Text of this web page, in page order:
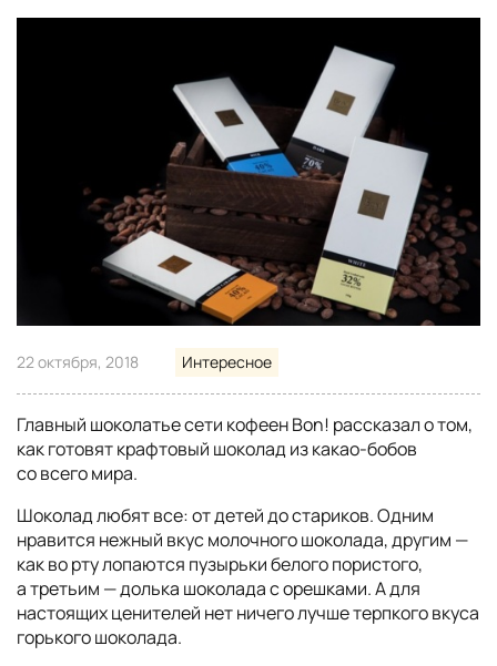
22 октября, 2018 Интересное
Главный шоколатье сети кофеен Bon! рассказал о том,
как готовят крафтовый шоколад из какао-бобов
со всего мира.
Шоколад любят все: от детей до стариков. Одним
нравится нежный вкус молочного шоколада, другим —
как во рту лопаются пузырьки белого пористого,
а третьим — долька шоколада с орешками. А для
настоящих ценителей нет ничего лучше терпкого вкуса
горького шоколада.